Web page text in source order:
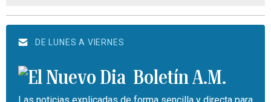
DE LUNES A VIERNES
Boletín A.M.